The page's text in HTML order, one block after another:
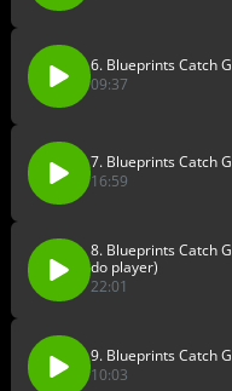
6. Blueprints Catch
09:37
7. Blueprints Catch
16:59
8. Blueprints Catch
do player)
22:01
9. Blueprints Catch
10:03